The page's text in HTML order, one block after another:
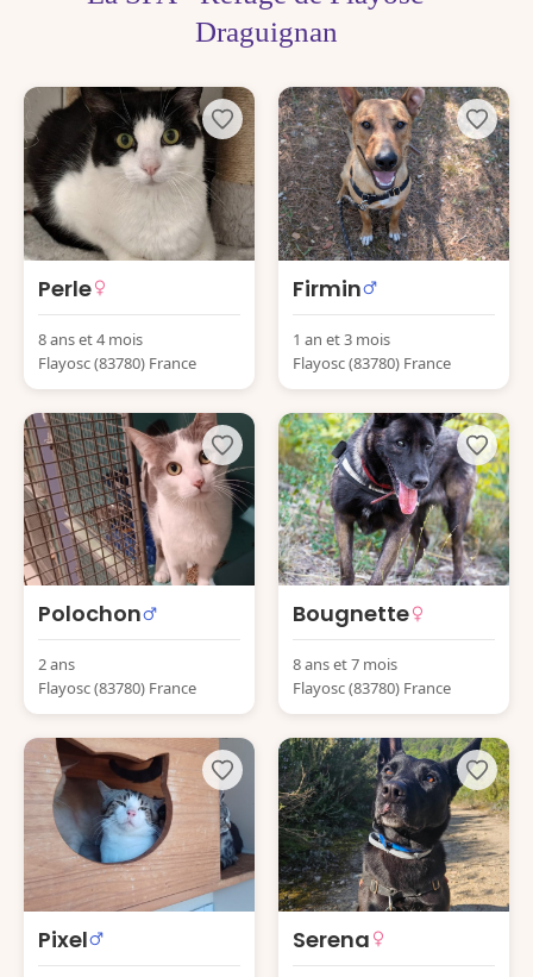
Draguignan
Perle
8 ans et 4 mois
Flayosc (83780) France
Firmin
1 an et 3 mois
Flayosc (83780) France
Polochon
2 ans
Flayosc (83780) France
Bougnette
8 ans et 7 mois
Flayosc (83780) France
Pixel Serena